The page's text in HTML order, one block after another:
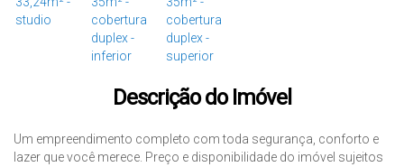
Descrição do Imóvel
Um empreendimento completo com toda segurança, conforto e
lazer que você merece. Preço e disponibilidade do imóvel sujeitos